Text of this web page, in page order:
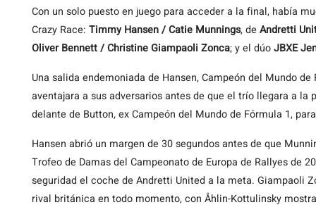
Con un solo puesto en juego para acceder a la final, había
Crazy Race: Timmy Hansen / Catie Munnings, de Andretti
Oliver Bennett / Christine Giampaoli Zonca; y el dúoJBXE
Una salida endemoniada de Hansen, Campeón del Mundo
aventajara a sus adversarios antes de que el trío llegara a
delante de Button, ex Campeón del Mundo de Fórmula 1,
Hansen abrió un margen de 30 segundos antes de que
Trofeo de Damas del Campeonato de Europa de Rallyes de
seguridad el coche de Andretti United a la meta. Giampaoli
rival británica en todo momento, con Åhlin-Kottulinsky